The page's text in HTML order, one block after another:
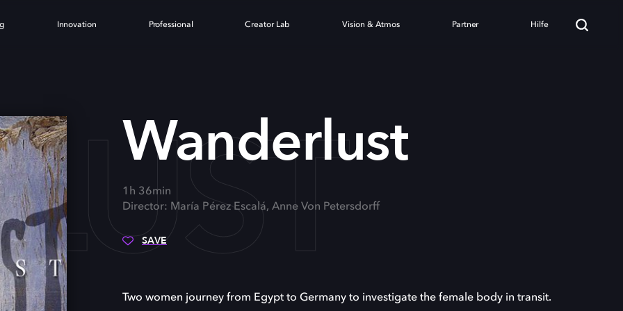
Innovation Professional Creator Lab Vision & Atmos Partner Hilfe
Wanderlust
1h 36min
Director: María Pérez Escalá, Anne Von Petersdorff
SAVE
Two women journey from Egypt to Germany to investigate the female body in transit.